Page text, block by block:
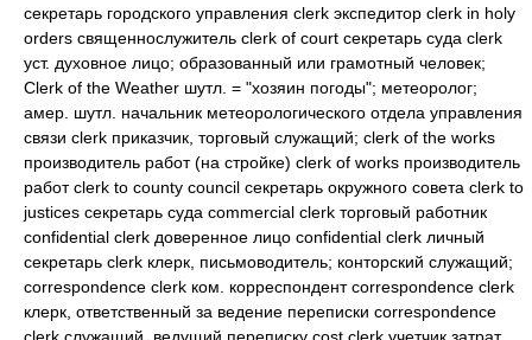
секретарь городского управления clerk экспедитор clerk in holy
orders священнослужитель clerk of court секретарь суда clerk
уст. духовное лицо; образованный или грамотный человек;
Clerk of the Weather шутл. = "хозяин погоды"; метеоролог;
амер. шутл. начальник метеорологического отдела управления
связи clerk приказчик, торговый служащий; clerk of the works
производитель работ (на стройке) clerk of works производитель
работ clerk to county council секретарь окружного совета clerk to
justices секретарь суда commercial clerk торговый работник
confidential clerk доверенное лицо confidential clerk личный
секретарь clerk клерк, письмоводитель; конторский служащий;
correspondence clerk ком. корреспондент correspondence clerk
клерк, ответственный за ведение переписки correspondence